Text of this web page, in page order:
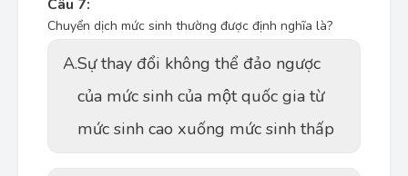
Câu 7:
Chuyển dịch mức sinh thường được định nghĩa là?
A.Sự thay đổi không thể đảo ngược
của mức sinh của một quốc gia từ
mức sinh cao xuống mức sinh thấp